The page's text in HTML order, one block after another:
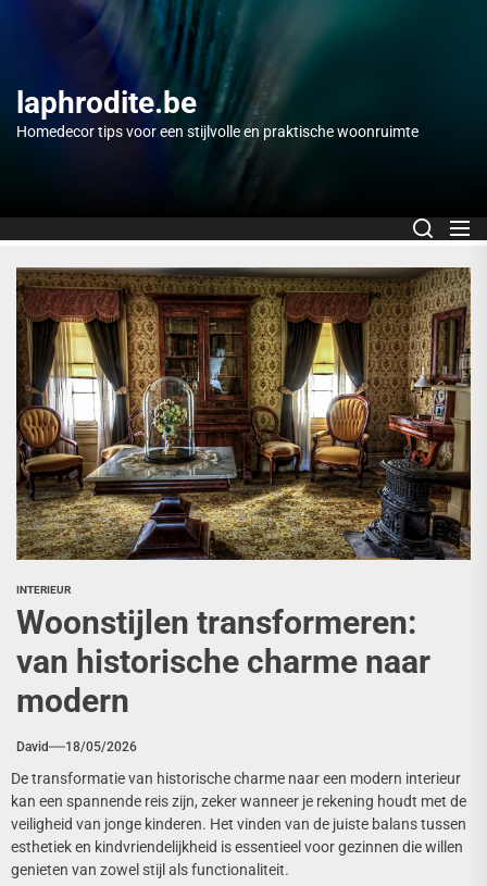
content
laphrodite.be
Homedecor tips voor een stijlvolle en praktische woonruimte
INTERIEUR
Woonstijlen transformeren:
van historische charme naar
modern
David 18/05/2026
De transformatie van historische charme naar een modern interieur
kan een spannende reis zijn, zeker wanneer je rekening houdt met de
veiligheid van jonge kinderen. Het vinden van de juiste balans tussen
esthetiek en kindvriendelijkheid is essentieel voor gezinnen die willen
genieten van zowel stijl als functionaliteit.